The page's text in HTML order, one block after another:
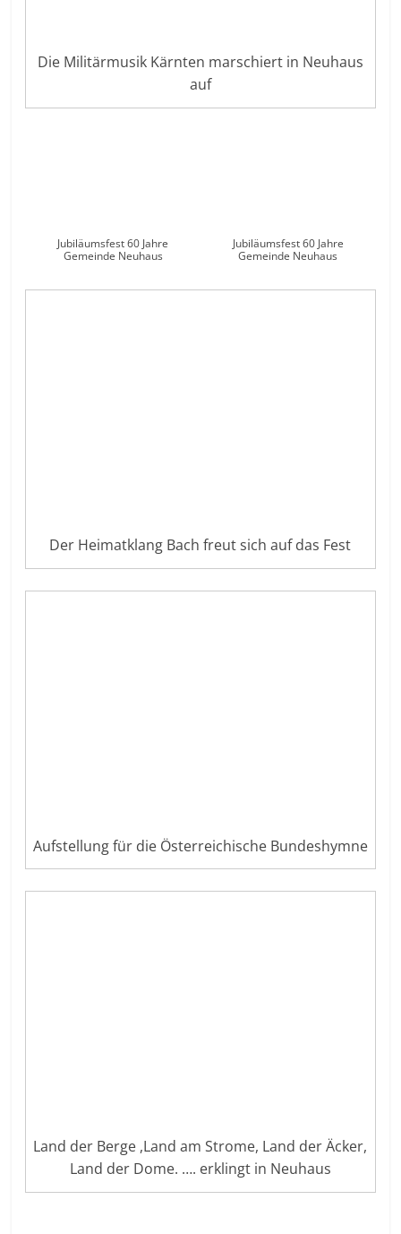
Die Militärmusik Kärnten marschiert in Neuhaus
auf
Jubiläumsfest 60 Jahre
Gemeinde Neuhaus
Jubiläumsfest 60 Jahre
Gemeinde Neuhaus
Der Heimatklang Bach freut sich auf das Fest
Aufstellung für die Österreichische Bundeshymne
Land der Berge ,Land am Strome, Land der Äcker,
Land der Dome. …. erklingt in Neuhaus